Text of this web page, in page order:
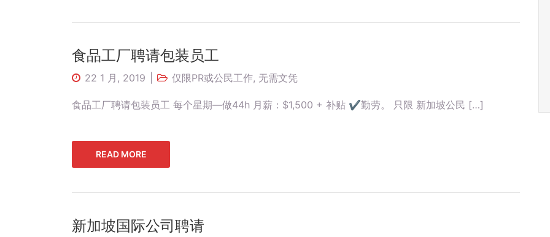
食品工厂聘请包装员工
22 1 月, 2019 仅限PR或公民工作, 无需文凭
食品工厂聘请包装员工 每个星期—做44h 月薪：$1,500 + 补贴 ✔勤劳。 只限 新加坡公民 […]
READ MORE
新加坡国际公司聘请